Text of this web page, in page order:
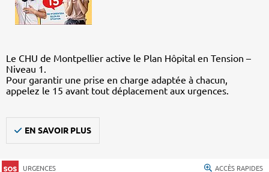
Le CHU de Montpellier active le Plan Hôpital en Tension –
Niveau 1.
Pour garantir une prise en charge adaptée à chacun,
appelez le 15 avant tout déplacement aux urgences.
EN SAVOIR PLUS
URGENCES ACCÈS RAPIDES